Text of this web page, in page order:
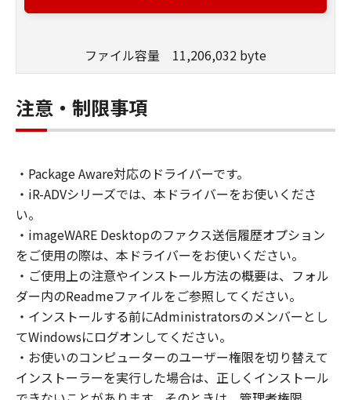
（本契約書においては、「本ソフトウェア」を
ること、またはコンピューターにおいて表示す
ること、アクセスすること、もしくは実行する
ことのいずれも含むものとします。）するため
お客様は、また「指定機器」にネットワークを
通じて接続されたコンピューター上で、かかる
ェア」を使用させることができますが、かかる
コンピューターの使用者に本契約書上の義務お
よび条件を遵守させるとともに、その履行に関
し全責任を負うことを条件とします。
(2) お客様は、上記(1)に基づいて「本ソフトウ
ェア」を使用するためのバックアップとして、
「本ソフトウェア」を１部、複製することがで
きます。
(3) 上記(1)および(2)に定める場合を除き、キヤ
ファイル容量 11,206,032 byte
注意・制限事項
・Package Aware対応のドライバーです。
・iR-ADVシリーズでは、本ドライバーをお使いくださ
い。
・imageWARE Desktopのファクス送信履歴オプション
をご使用の際は、本ドライバーをお使いください。
・ご使用上の注意やインストール方法の概要は、フォル
ダー内のReadmeファイルをご参照してください。
・インストールする前にAdministratorsのメンバーとし
てWindowsにログオンしてください。
・お使いのコンピューターのユーザー権限を切り替えて
インストーラーを実行した場合は、正しくインストール